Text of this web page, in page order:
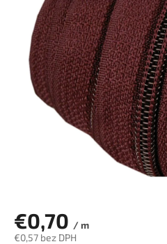
hviezdičiek.
€0,70 / m
€0,57 bez DPH